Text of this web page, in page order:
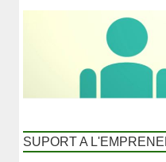
SUPORT A